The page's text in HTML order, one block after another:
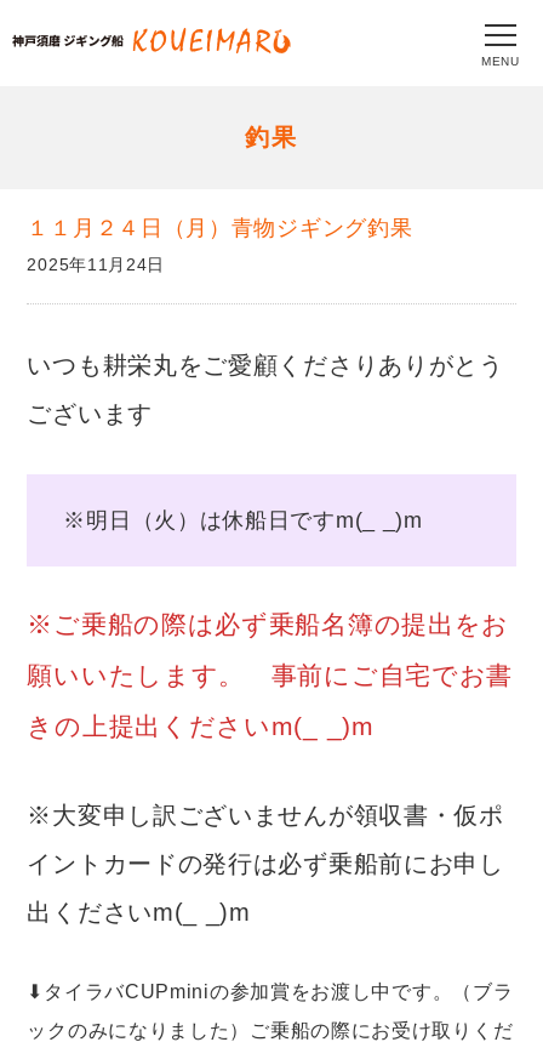
MENU
釣果
１１月２４日（月）青物ジギング釣果
2025年11月24日
いつも耕栄丸をご愛顧くださりありがとう
ございます
※明日（火）は休船日ですm(_ _)m
※ご乗船の際は必ず乗船名簿の提出をお
願いいたします。 事前にご自宅でお書
きの上提出くださいm(_ _)m
※大変申し訳ございませんが領収書・仮ポ
イントカードの発行は必ず乗船前にお申し
出くださいm(_ _)m
⬇︎タイラバCUPminiの参加賞をお渡し中です。（ブラ
ックのみになりました）ご乗船の際にお受け取りくだ